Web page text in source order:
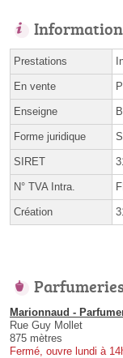
Prestations
En vente
Enseigne
Forme juridique
SIRET
N° TVA Intra.
Création
Marionnaud -
Rue Guy Mollet
875 mètres
Fermé, ouvre lundi à